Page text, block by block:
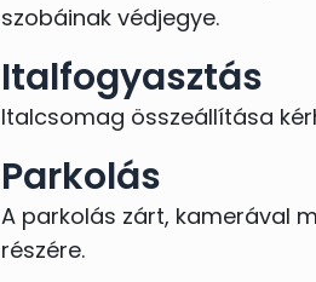
szobáinak védjegye.
Italfogyasztás
Italcsomag összeállítása
Parkolás
A parkolás zárt, kamerával
részére.